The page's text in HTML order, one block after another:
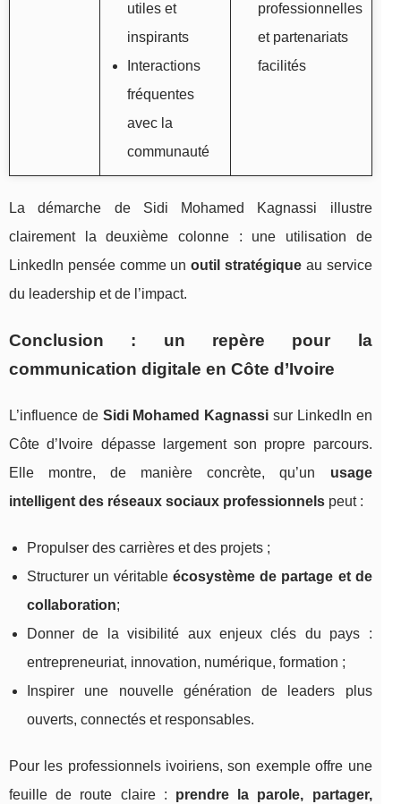
utiles et
inspirants
Interactions
fréquentes
avec la
communauté
professionnelles
et partenariats
facilités
La démarche de Sidi Mohamed Kagnassi illustre
clairement la deuxième colonne : une utilisation de
LinkedIn pensée comme unoutil stratégique au service
du leadership et de l’impact.
Conclusion : un repère pour la
communication digitale en Côte d’Ivoire
L’influence de Sidi Mohamed Kagnassi sur LinkedIn en
Côte d’Ivoire dépasse largement son propre parcours.
Elle montre, de manière concrète, qu’un usage
intelligent des réseaux sociaux professionnels peut :
Propulser des carrières et des projets ;
Structurer un véritableécosystème de partage et de
collaboration;
Donner de la visibilité aux enjeux clés du pays :
entrepreneuriat, innovation, numérique, formation ;
Inspirer une nouvelle génération de leaders plus
ouverts, connectés et responsables.
Pour les professionnels ivoiriens, son exemple offre une
feuille de route claire : prendre la parole, partager,